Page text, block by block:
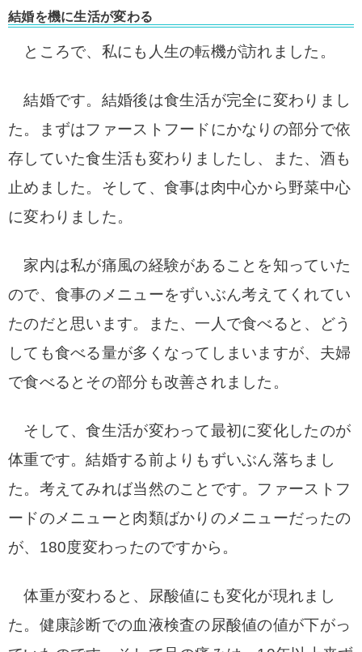
結婚を機に生活が変わる
ところで、私にも人生の転機が訪れました。
結婚です。 結婚後は食生活が完全に変わりまし
た。まずはファーストフードにかなりの部分で依
存していた食生活も変わりましたし、また、酒も
止めました。そして、食事は肉中心から野菜中心
に変わりました。
家内は私が痛風の経験があることを知っていた
ので、食事のメニューをずいぶん考えてくれてい
たのだと思います。
また、一人で食べると、どう
しても食べる量が多くなってしまいますが、夫婦
で食べるとその部分も改善されました。
そして、食生活が変わって最初に変化したのが
体重です。結婚する前よりもずいぶん落ちまし
た。考えてみれば当然のことです。ファーストフ
ードのメニューと肉類ばかりのメニューだったの
が、180度変わったのですから。
体重が変わると、尿酸値にも変化が現れまし
た。健康診断での血液検査の尿酸値の値が下がっ